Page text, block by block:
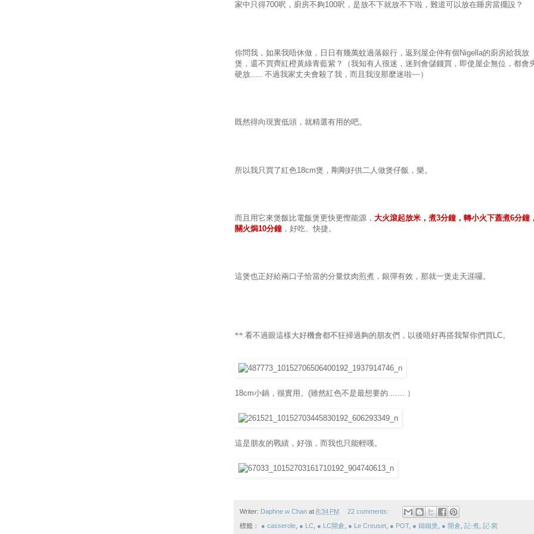
家中只得700呎，廚房不夠100呎，是放不下就放不下啦，難道可以放在睡房當擺設？
你問我，如果我唔休做，日日有幾萬蚊過落銀行，返到屋企仲有個 Nigella的廚房給我放
煲，還不買齊紅橙黃綠青藍紫？（我知有人很迷，迷到會儲錢買，即使屋企無位，都會
硬放....... 不過我家丈夫會殺了我，而且我沒那麼迷啦~~）
既然得向現實低頭，就精選有用的吧。
所以我只買了紅色18cm煲，剛剛好供二人做煲仔飯，樂。
而且用它來煲飯比電飯煲更快更慳能源， 大火滾起放米，煮3分鐘，轉小火下蓋煮6分鐘
關火焗10分鐘 ，好吃、快捷。
這煲也正好給兩口子恰當的分量炆肉煎煮，銀彈有效，那就一煲走天涯囉。
** 看不過眼這樣大好機會都不狂掃過夠的朋友們，以後唔好再搭我幫你們買LC。
18cm小鍋，很實用。(雖然紅色不是最想要的....... ）
這是朋友的戰績，好強，而我也只能輕嘆。
Writer: Daphne w Chan at 8:34 PM 22 comments:
標籤： ● casserole ● LC ● LC開倉 ● Le Creuset ● POT, ● 鑄鐵煲 ● 開倉 記‧煮 記‧窩